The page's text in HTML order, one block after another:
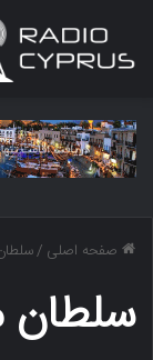
صفحه اصلی /
سلطان